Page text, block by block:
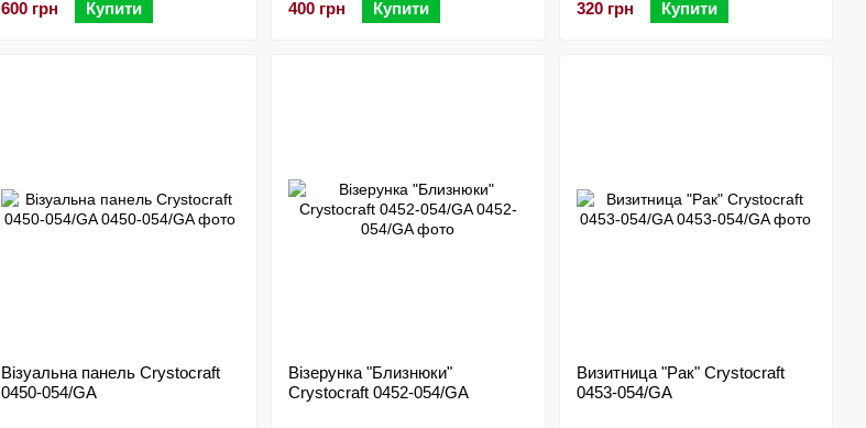
600 грн Купити 400 грн Купити 320 грн Купити
Візуальна панель Crystocraft
0450-054/GA
Візерунка "Близнюки"
Crystocraft 0452-054/GA
Визитница "Рак" Crystocraft
0453-054/GA